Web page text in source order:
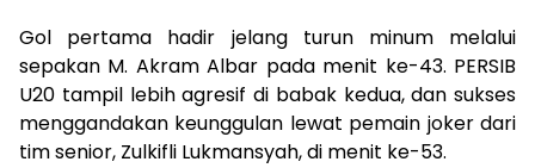
Gol pertama hadir jelang turun minum melalui
sepakan M. Akram Albar pada menit ke-43. PERSIB
U20 tampil lebih agresif di babak kedua, dan sukses
menggandakan keunggulan lewat pemain joker dari
tim senior, Zulkifli Lukmansyah, di menit ke-53.